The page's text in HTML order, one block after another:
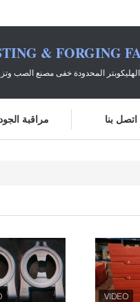
& FORGING
المحدودة خفى مصنع الصب
مراقبة اتصل بنا